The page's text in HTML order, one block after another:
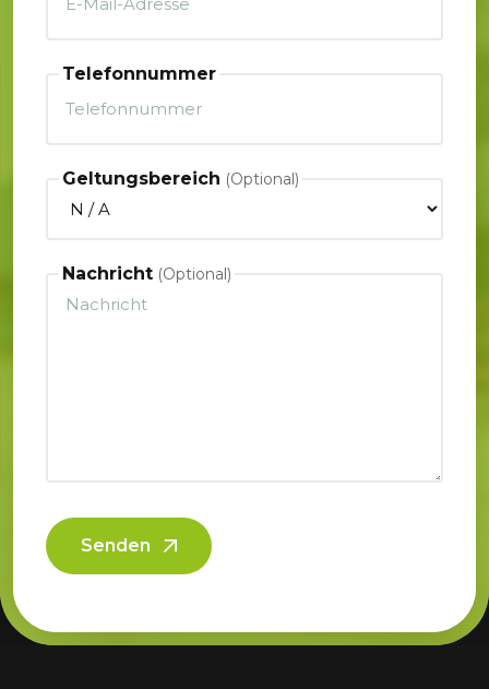
Telefonnummer
Geltungsbereich
Nachricht
Senden